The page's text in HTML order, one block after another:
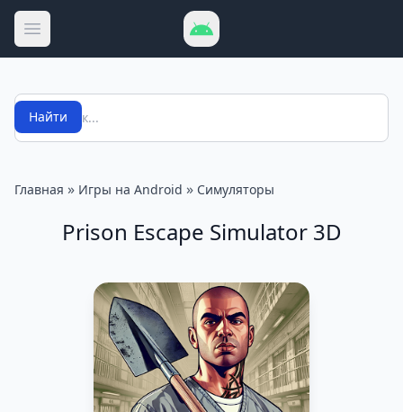
Открыть меню
Поиск
Найти
Главная » Игры на Android » Симуляторы
Prison Escape Simulator 3D